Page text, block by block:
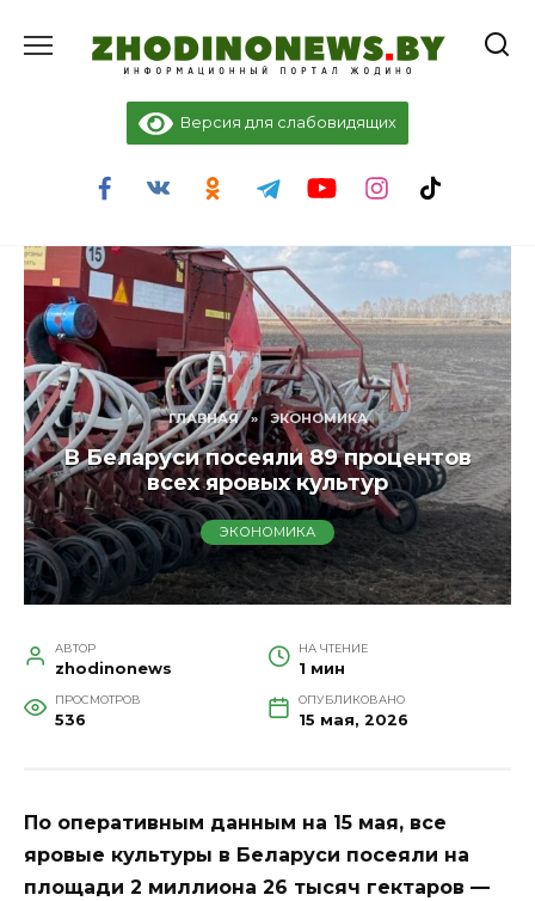
содержанию
Версия для слабовидящих
ГЛАВНАЯ » ЭКОНОМИКА
В Беларуси посеяли 89 процентов
всех яровых культур
ЭКОНОМИКА
АВТОР
zhodinonews
НА ЧТЕНИЕ
1 мин
ПРОСМОТРОВ
536
ОПУБЛИКОВАНО
15 мая, 2026
По оперативным данным на 15 мая, все
яровые культуры в Беларуси посеяли на
площади 2 миллиона 26 тысяч гектаров —